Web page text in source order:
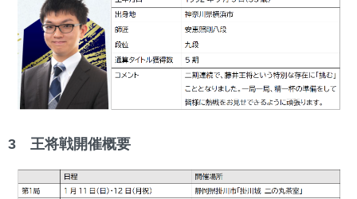
3 王将戦開催概要